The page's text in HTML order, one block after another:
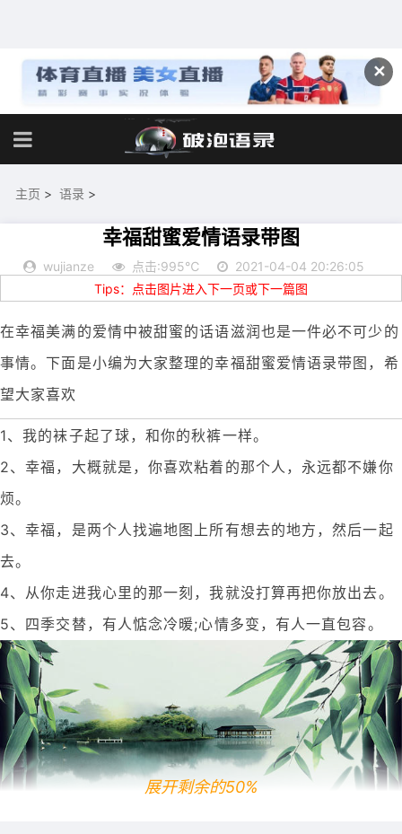
✕
主页 > 语录 >
幸福甜蜜爱情语录带图
wujianze 点击:995℃
2021-04-04 20:26:05
Tips：点击图片进入下一页或下一篇图
在幸福美满的爱情中被甜蜜的话语滋润也是一件必不可少的
事情。下面是小编为大家整理的幸福甜蜜爱情语录带图，希
望大家喜欢
1、我的袜子起了球，和你的秋裤一样。
2、幸福，大概就是，你喜欢粘着的那个人，永远都不嫌你
烦。
3、幸福，是两个人找遍地图上所有想去的地方，然后一起
去。
4、从你走进我心里的那一刻，我就没打算再把你放出去。
5、四季交替，有人惦念冷暖;心情多变，有人一直包容。
展开剩余的50%